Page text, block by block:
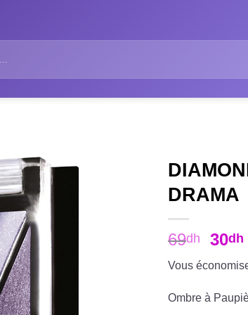
DRAMA
69dh 30dh
Vous
Ombre à